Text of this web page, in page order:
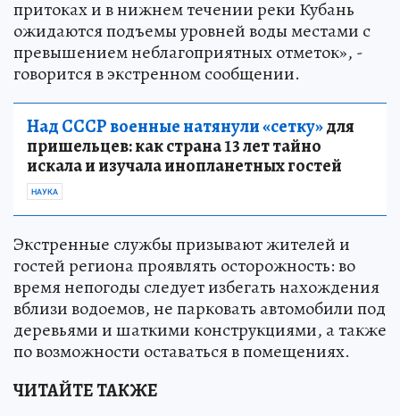
притоках и в нижнем течении реки Кубань
ожидаются подъемы уровней воды местами с
превышением неблагоприятных отметок», -
говорится в экстренном сообщении.
Над СССР военные натянули «сетку»для
пришельцев: как страна 13 лет тайно
искала и изучала инопланетных гостей
НАУКА
Экстренные службы призывают жителей и
гостей региона проявлять осторожность: во
время непогоды следует избегать нахождения
вблизи водоемов, не парковать автомобили под
деревьями и шаткими конструкциями, а также
по возможности оставаться в помещениях.
ЧИТАЙТЕ ТАКЖЕ